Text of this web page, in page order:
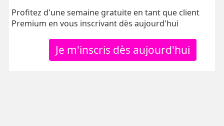
Profitez d'une semaine gratuite en tant que client
Premium en vous inscrivant dès aujourd'hui
Je m'inscris dès aujourd'hui